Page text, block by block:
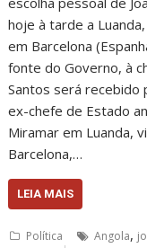
hoje à tarde a
em Barcelona
fonte do Governo, à
Santos será recebido
ex-chefe de Estado
Miramar em Luanda,
Barcelona,…
LEIA MAIS
Política Angola,